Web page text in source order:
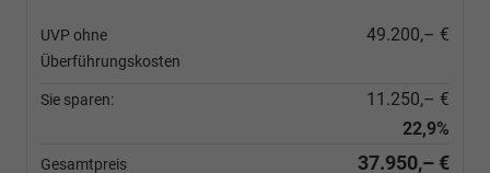
UVP ohne
Überführungskosten
49.200,– €
Sie sparen:
11.250,– €
22,9%
Gesamtpreis 37.950,– €